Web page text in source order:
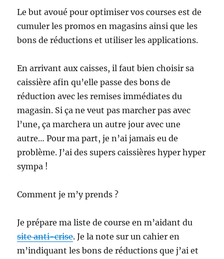
Le but avoué pour optimiser vos courses est de
cumuler les promos en magasins ainsi que les
bons de réductions et utiliser les applications.
En arrivant aux caisses, il faut bien choisir sa
caissière afin qu’elle passe des bons de
réduction avec les remises immédiates du
magasin. Si ça ne veut pas marcher pas avec
l’une, ça marchera un autre jour avec une
autre… Pour ma part, je n’ai jamais eu de
problème. J’ai des supers caissières hyper hyper
sympa !
Comment je m’y prends ?
Je prépare ma liste de course en m’aidant du
site anti-crise. Je la note sur un cahier en
m’indiquant les bons de réductions que j’ai et